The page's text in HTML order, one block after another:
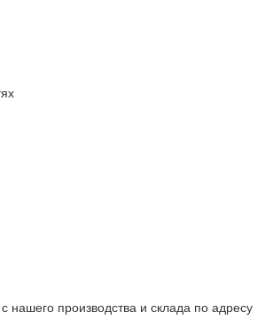
нашего производства и склада по адресу